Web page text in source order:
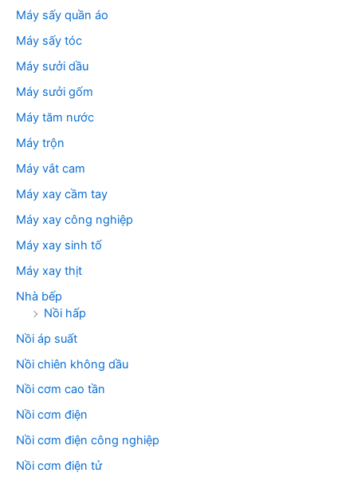
Máy sấy quần áo
Máy sấy tóc
Máy sưởi dầu
Máy sưởi gốm
Máy tăm nước
Máy trộn
Máy vắt cam
Máy xay cầm tay
Máy xay công nghiệp
Máy xay sinh tố
Máy xay thịt
Nhà bếp
Nồi hấp
Nồi áp suất
Nồi chiên không dầu
Nồi cơm cao tần
Nồi cơm điện
Nồi cơm điện công nghiệp
Nồi cơm điện tử